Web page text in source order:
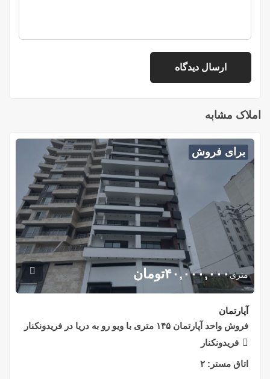
املاک مشابه
برای فروش
متری۴۰,۰۰۰,۰۰۰تومان
آپارتمان
فروش واحد آپارتمان ۱۴۵ متری با ویو رو به دریا در فریدونکنار
فریدونکنار
اتاق مستر: ۲